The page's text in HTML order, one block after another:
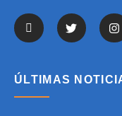
ÚLTIMAS